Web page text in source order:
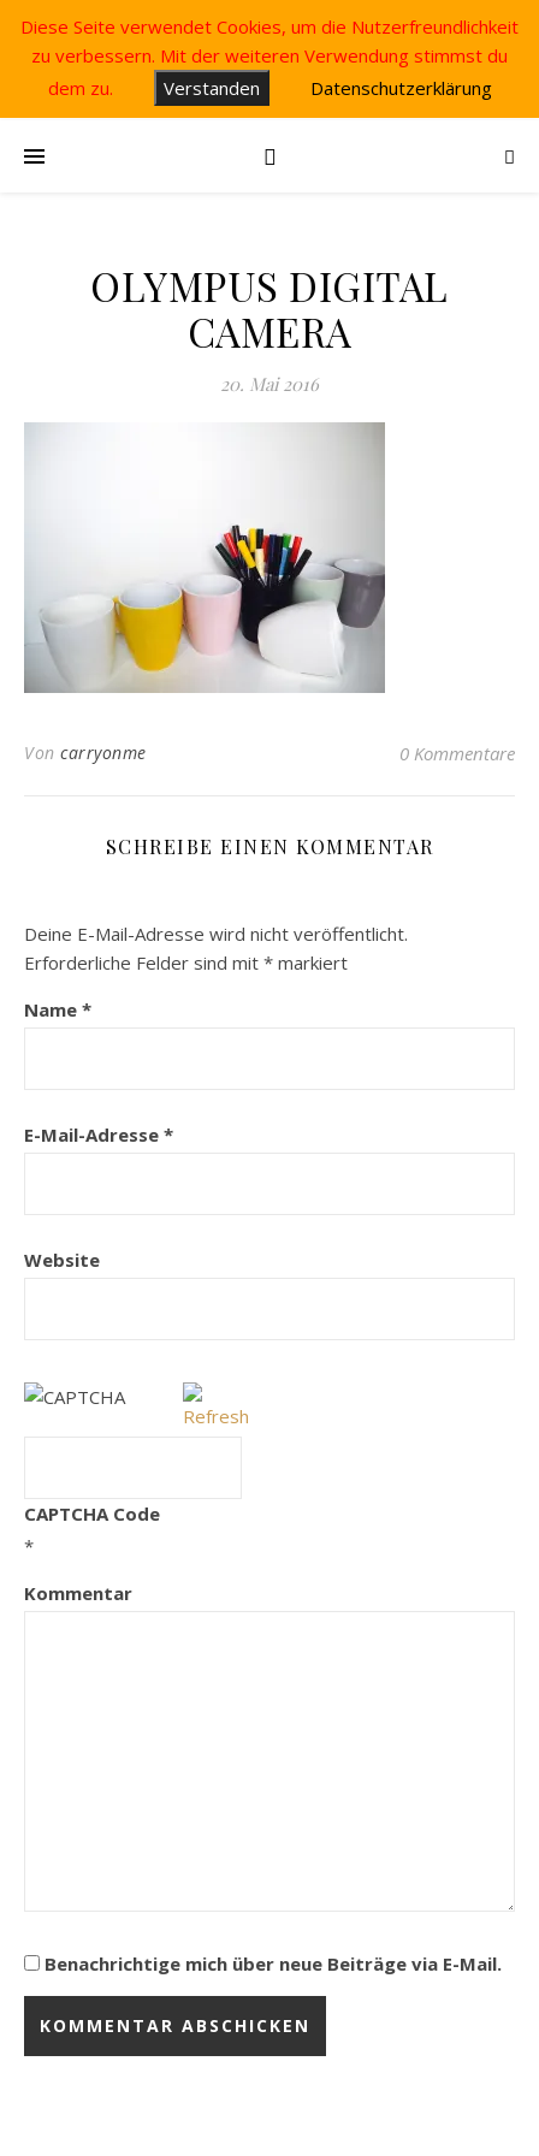
OLYMPUS DIGITAL
CAMERA
20. Mai 2016
Von carryonme 0 Kommentare
SCHREIBE EINEN KOMMENTAR
Deine E-Mail-Adresse wird nicht veröffentlicht.
Erforderliche Felder sind mit * markiert
Name *
E-Mail-Adresse *
Website
CAPTCHA Code
*
Kommentar
Benachrichtige mich über neue Beiträge via E-Mail.
Diese Seite verwendet Cookies, um die Nutzerfreundlichkeit
zu verbessern. Mit der weiteren Verwendung stimmst du
dem zu.
Verstanden Datenschutzerklärung